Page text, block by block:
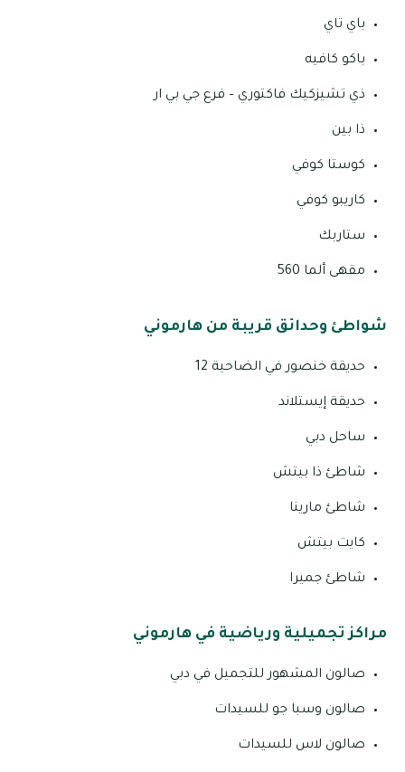
باي تاي
باكو كافيه
ذي تشيزكيك فاكتوري – فرع جي بي ار
ذا بين
كوستا كوفي
كاريبو كوفي
ستاربك
مقهى ألما 560
شواطئ وحدائق قريبة من هارموني
حديقة خنصور في الضاحية 12
حديقة إيستلاند
ساحل دبي
شاطئ ذا بيتش
شاطئ مارينا
كايت بيتش
شاطئ جميرا
مراكز تجميلية ورياضية في هارموني
صالون المشهور للتجميل في دبي
صالون وسبا جو للسيدات
صالون لاس للسيدات